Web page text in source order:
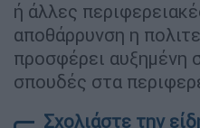
ή άλλες
αποθάρρυνση η
προσφέρει αυξημένη
σπουδές στα